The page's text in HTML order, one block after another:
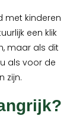
met kinderen
een klik
maar als dit
als voor de
zijn.